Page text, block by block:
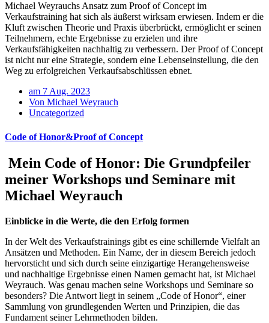
Michael Weyrauchs Ansatz zum Proof of Concept im
Verkaufstraining hat sich als äußerst wirksam erwiesen. Indem er die
Kluft zwischen Theorie und Praxis überbrückt, ermöglicht er seinen
Teilnehmern, echte Ergebnisse zu erzielen und ihre
Verkaufsfähigkeiten nachhaltig zu verbessern. Der Proof of Concept
ist nicht nur eine Strategie, sondern eine Lebenseinstellung, die den
Weg zu erfolgreichen Verkaufsabschlüssen ebnet.
am 7 Aug. 2023
Von Michael Weyrauch
Uncategorized
Code of Honor&Proof of Concept
Mein Code of Honor: Die Grundpfeiler
meiner Workshops und Seminare mit
Michael Weyrauch
Einblicke in die Werte, die den Erfolg formen
In der Welt des Verkaufstrainings gibt es eine schillernde Vielfalt an
Ansätzen und Methoden. Ein Name, der in diesem Bereich jedoch
hervorsticht und sich durch seine einzigartige Herangehensweise
und nachhaltige Ergebnisse einen Namen gemacht hat, ist Michael
Weyrauch. Was genau machen seine Workshops und Seminare so
besonders? Die Antwort liegt in seinem „Code of Honor“, einer
Sammlung von grundlegenden Werten und Prinzipien, die das
Fundament seiner Lehrmethoden bilden.